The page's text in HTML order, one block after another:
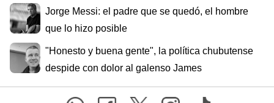
Jorge Messi: el padre que se quedó, el hombre
que lo hizo posible
"Honesto y buena gente", la política chubutense
despide con dolor al galenso James